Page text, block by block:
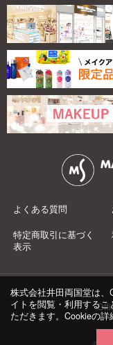
よくある質問
特定商取引に基づく
表示
株式会社井田両国堂は
イトを閲覧・利用する
ただきます。Cookieの詳